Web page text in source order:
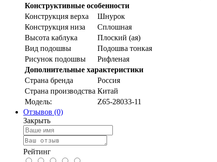
Конструктивные особенности
Конструкция верха
Шнурок
Конструкция низа
Сплошная
Высота каблука
Плоский (ая)
Вид подошвы
Подошва тонкая
Рисунок подошвы
Рифленая
Дополнительные характеристики
Страна бренда
Россия
Страна производства Китай
Модель:
Z65-28033-11
Отзывов (0)
Закрыть
Рейтинг